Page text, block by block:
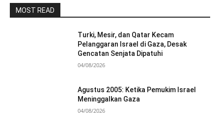
MOST READ
Turki, Mesir, dan Qatar Kecam
Pelanggaran Israel di Gaza, Desak
Gencatan Senjata Dipatuhi
04/08/2026
Agustus 2005: Ketika Pemukim Israel
Meninggalkan Gaza
04/08/2026